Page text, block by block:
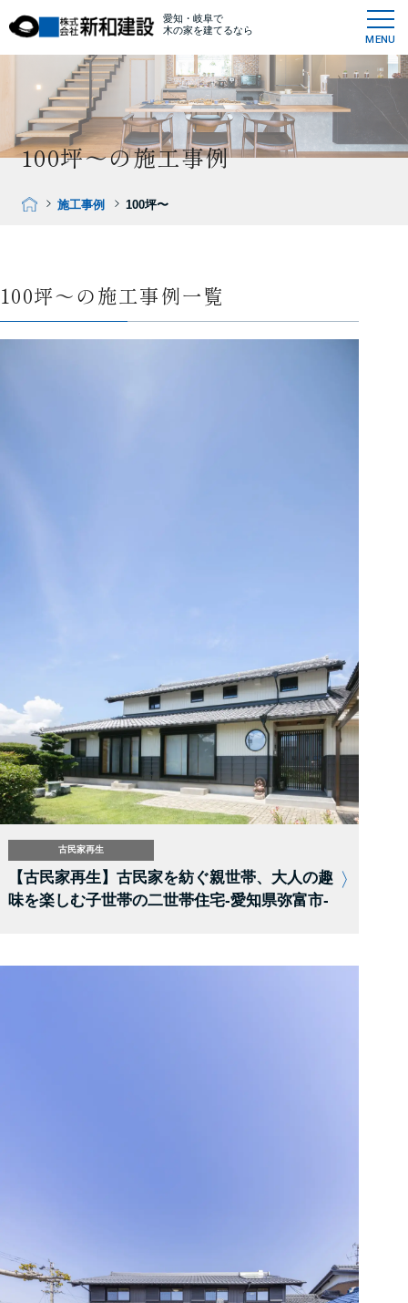
愛知・岐阜で
木の家を建てるなら
MENU
100坪〜の施工事例
施工事例 100坪〜
100坪〜の施工事例一覧
古民家再生
【古民家再生】古民家を紡ぐ親世帯、大人の趣
味を楽しむ子世帯の二世帯住宅-愛知県弥富市-